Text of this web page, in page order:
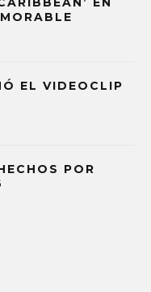
EL VIDEOCLIP
POR